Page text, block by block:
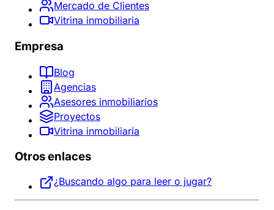
Mercado de Clientes
Vitrina inmobiliaria
Empresa
Blog
Agencias
Asesores inmobiliarios
Proyectos
Vitrina inmobiliaria
Otros enlaces
¿Buscando algo para leer o jugar?